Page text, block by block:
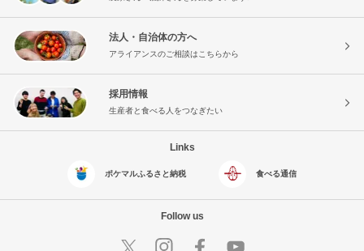
法人・自治体の方へ
アライアンスのご相談はこちらから
採用情報
生産者と食べる人をつなぎたい
Links
ポケマルふるさと納税 食べる通信
Follow us